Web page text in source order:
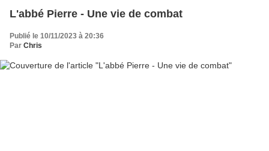
L'abbé Pierre - Une vie de combat
Publié le 10/11/2023 à 20:36
Par Chris